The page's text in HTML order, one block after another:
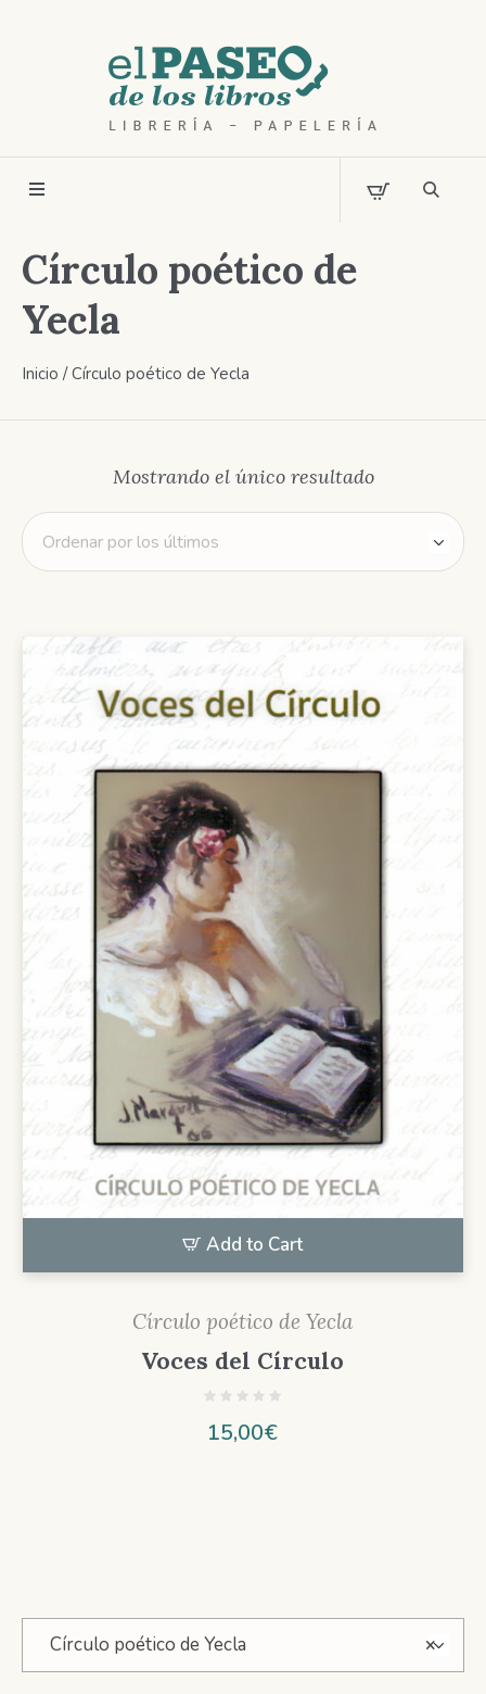
Círculo poético de
Yecla
Inicio / Círculo poético de Yecla
Mostrando el único resultado
Add to Cart
Círculo poético de Yecla
Voces del Círculo
15,00€
×
Círculo poético de Yecla